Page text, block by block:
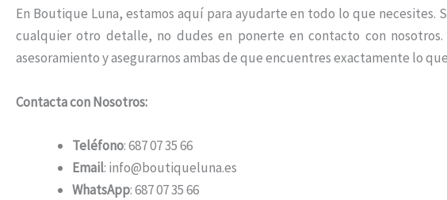
En Boutique Luna, estamos aquí para ayudarte en todo lo que
cualquier otro detalle, no dudes en ponerte en contacto con nosotros.
asesoramiento y asegurarnos ambas de que encuentres exactamente lo
Contacta con Nosotros:
Teléfono: 687 07 35 66
Email: info@boutiqueluna.es
WhatsApp: 687 07 35 66